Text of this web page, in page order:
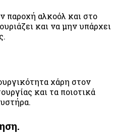
παροχή αλκοόλ και στο
και να μην υπάρχει
χάρη στον
και τα ποιοτικά